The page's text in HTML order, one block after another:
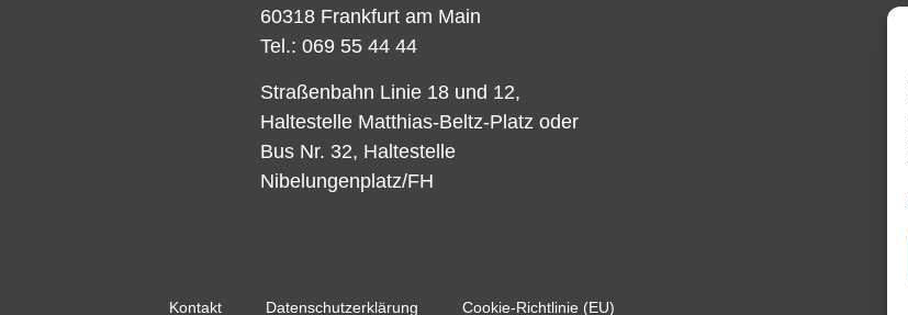
60318 Frankfurt am Main
Tel.: 069 55 44 44
Straßenbahn Linie 18 und 12,
Haltestelle Matthias-Beltz-Platz oder
Bus Nr. 32, Haltestelle
Nibelungenplatz/FH
Kontakt Datenschutzerklärung Cookie-Richtlinie (EU)